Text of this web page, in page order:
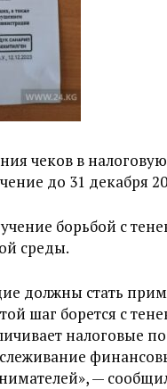
чеков в
до 31 декабря
борьбой с
среды.
должны стать
шаг борется с
налоговые
—